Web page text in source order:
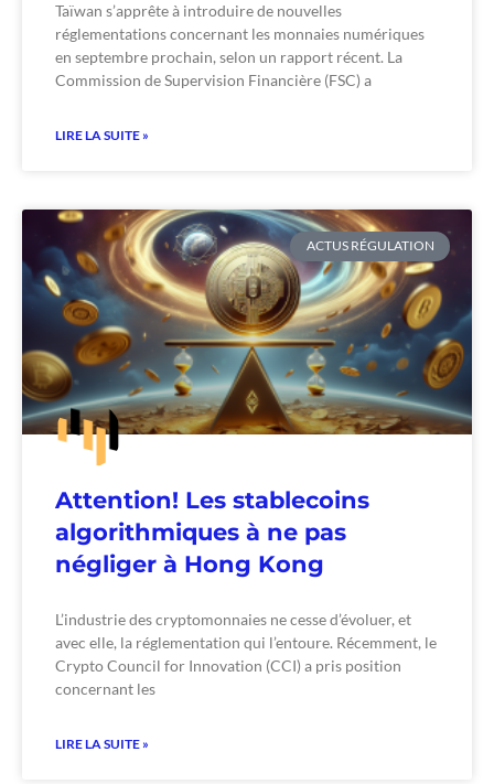
Taïwan s’apprête à introduire de nouvelles
réglementations concernant les monnaies numériques
en septembre prochain, selon un rapport récent. La
Commission de Supervision Financière (FSC) a
LIRE LA SUITE »
ACTUS RÉGULATION
Attention! Les stablecoins
algorithmiques à ne pas
négliger à Hong Kong
L’industrie des cryptomonnaies ne cesse d’évoluer, et
avec elle, la réglementation qui l’entoure. Récemment, le
Crypto Council for Innovation (CCI) a pris position
concernant les
LIRE LA SUITE »